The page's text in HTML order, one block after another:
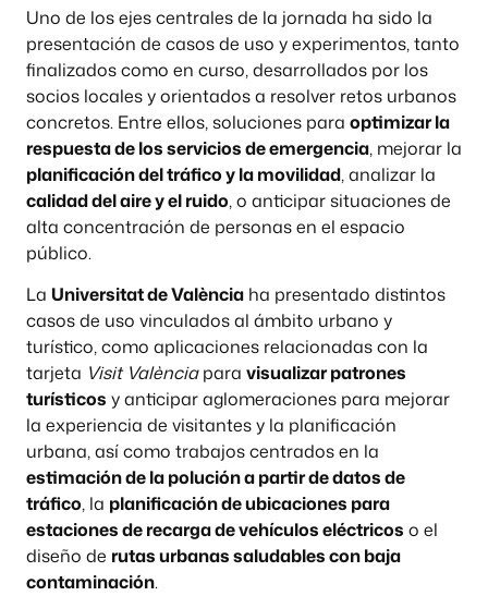
Uno de los ejes centrales de la jornada ha sido la
presentación de casos de uso y experimentos, tanto
finalizados como en curso, desarrollados por los
socios locales y orientados a resolver retos urbanos
concretos. Entre ellos, soluciones para optimizar la
respuesta de los servicios de emergencia, mejorar la
planificación del tráfico y la movilidad, analizar la
calidad del aire y el ruido, o anticipar situaciones de
alta concentración de personas en el espacio
público.
La Universitat de València ha presentado distintos
casos de uso vinculados al ámbito urbano y
turístico, como aplicaciones relacionadas con la
tarjeta Visit Valènciapara visualizar patrones
turísticos y anticipar aglomeraciones para mejorar
la experiencia de visitantes y la planificación
urbana, así como trabajos centrados en la
estimación de la polución a partir de datos de
tráfico, la planificación de ubicaciones para
estaciones de recarga de vehículos eléctricos o el
diseño de rutas urbanas saludables con baja
contaminación.